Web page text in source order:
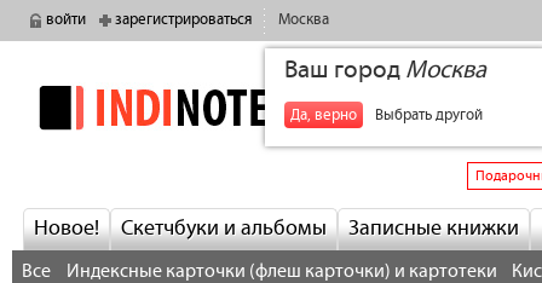
войти зарегистрироваться Москва
Ваш город Москва
Да, верно Выбрать другой
indinotes
Новое! Скетчбуки и альбомы Записные книжки
Все Индексные карточки (флеш карточки) и картотеки